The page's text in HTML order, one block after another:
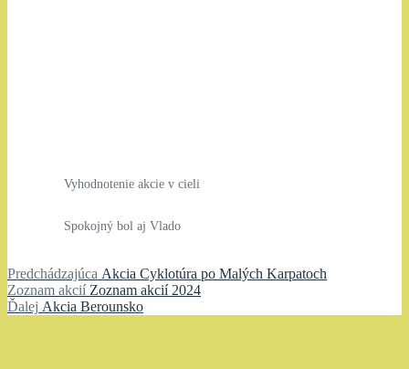
Vyhodnotenie akcie v cieli
Spokojný bol aj Vlado
Navigácia
v
Predchádzajúca Predchádzajúci
článok:
Akcia Cyklotúra po Malých Karpatoch
Zoznam akcií Zoznam
akcií:
Zoznam akcií 2024
Ďalej Ďalší
Akcia Berounsko